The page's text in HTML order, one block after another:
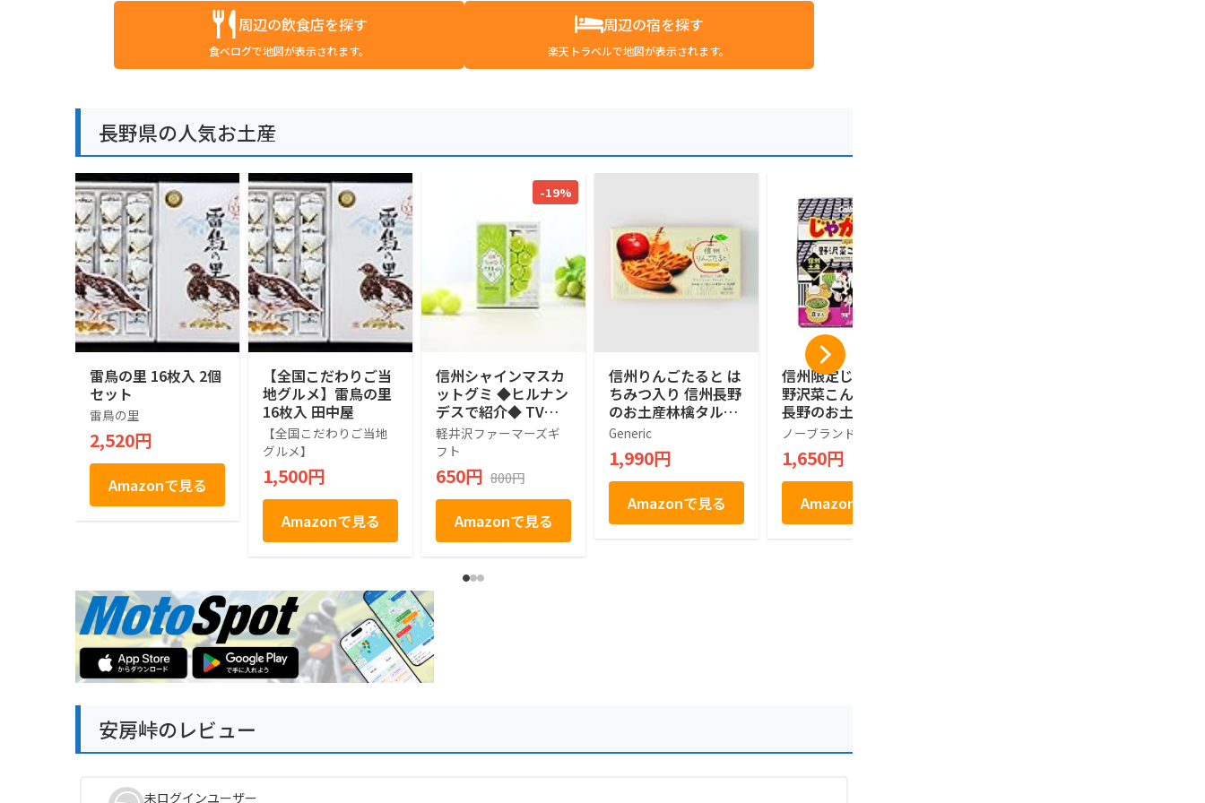
周辺の飲食店を探す
食べログで地図が表示されます。
周辺の宿を探す
楽天トラベルで地図が表示されます。
長野県の人気お土産
雷鳥の里 16枚入 2個
セット
雷鳥の里
2,520円
Amazonで見る
【全国こだわりご当
地グルメ】雷鳥の里
16枚入 田中屋
【全国こだわりご当地
グルメ】
1,500円
Amazonで見る
-19%
信州シャインマスカ
ットグミ ◆ヒルナン
デスで紹介◆ TVで
話題 売れ筋 人気ス
イーツ 人気 デザー
ト お取り寄せ お取
り寄せグルメ お菓子
駄菓子 個包装 グミ
ぶどう シャインマス
カット プレゼント
ギフト お土産 信州
産 信州 長野 小分け
軽井沢ファーマーズギ
フト
650円 800円
Amazonで見る
信州りんごたると は
ちみつ入り 信州長野
のお土産林檎タルト
(2箱, 6, 個入)
Generic
1,990円
Amazonで見る
信州限定じゃがりこ
野沢菜こんぶ味 信州
長野のお土産 スナッ
ク菓子 (1箱)
ノーブランド品
1,650円
Amazonで見る
安房峠のレビュー
未ログインユーザー